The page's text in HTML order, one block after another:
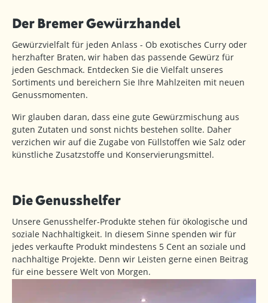
Der Bremer Gewürzhandel
Gewürzvielfalt für jeden Anlass - Ob exotisches Curry oder
herzhafter Braten, wir haben das passende Gewürz für
jeden Geschmack. Entdecken Sie die Vielfalt unseres
Sortiments und bereichern Sie Ihre Mahlzeiten mit neuen
Genussmomenten.
Wir glauben daran, dass eine gute Gewürzmischung aus
guten Zutaten und sonst nichts bestehen sollte. Daher
verzichen wir auf die Zugabe von Füllstoffen wie Salz oder
künstliche Zusatzstoffe und Konservierungsmittel.
Die Genusshelfer
Unsere Genusshelfer-Produkte stehen für ökologische und
soziale Nachhaltigkeit. In diesem Sinne spenden wir für
jedes verkaufte Produkt mindestens 5 Cent an soziale und
nachhaltige Projekte. Denn wir Leisten gerne einen Beitrag
für eine bessere Welt von Morgen.